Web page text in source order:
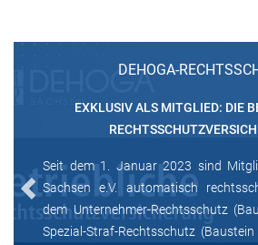
DEHOGA-
EXKLUSIV ALS MITGLIED: DIE
Seit dem 1. Januar 2023 sind
Sachsen e.V. automatisch
dem Unternehmer-Rechtsschutz
Spezial-Straf-Rechtsschutz
Previous